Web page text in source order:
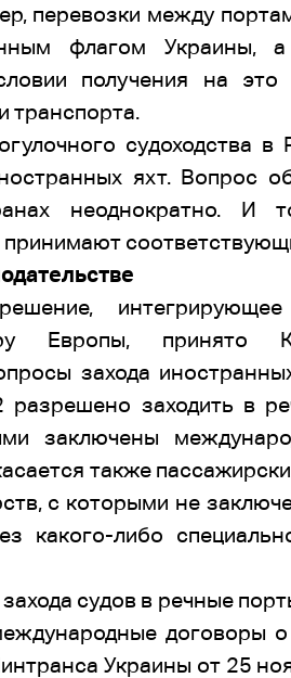
перевозки между
флагом Украины,
получения на это
транспорта.
судоходства
яхт. Вопрос
неоднократно. И
Европы, принято
захода
заходить в
заключены
также
с которыми не
какого-либо
судов в речные
договоры о
Украины от 25